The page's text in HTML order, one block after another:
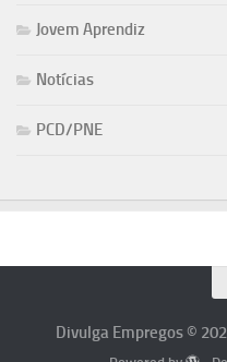
Jovem Aprendiz
Notícias
PCD/PNE
Divulga Empregos ©